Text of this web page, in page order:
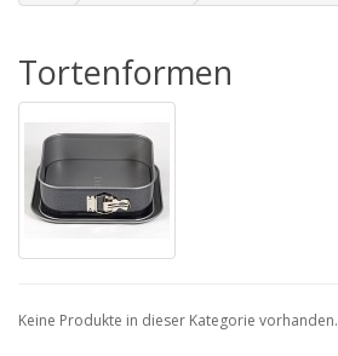
Tortenformen
Keine Produkte in dieser Kategorie vorhanden.